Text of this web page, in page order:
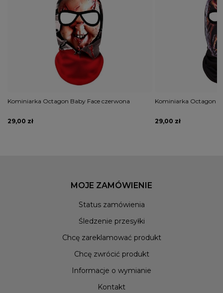
Kominiarka Octagon Baby Face czerwona
29,00 zł
Kominiarka Octagon
29,00 zł
MOJE ZAMÓWIENIE
Status zamówienia
Śledzenie przesyłki
Chcę zareklamować produkt
Chcę zwrócić produkt
Informacje o wymianie
Kontakt